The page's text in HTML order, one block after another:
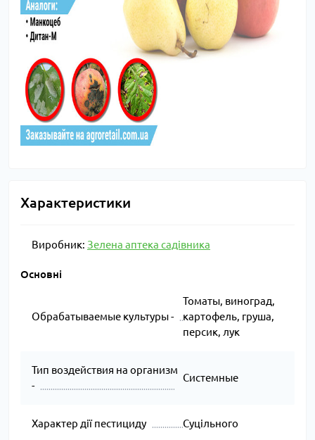
Характеристики
Виробник: Зелена аптека садівника
Основні
Обрабатываемые культуры -
Томаты, виноград,
картофель, груша,
персик, лук
Тип воздействия на организм
-
Системные
Характер дії пестициду Суцільного